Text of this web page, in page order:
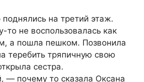
на третий этаж.
то не воспользовалась как
а пошла пешком. Позвонила
теребить тряпичную свою
сестра.
— почему то сказала Оксана